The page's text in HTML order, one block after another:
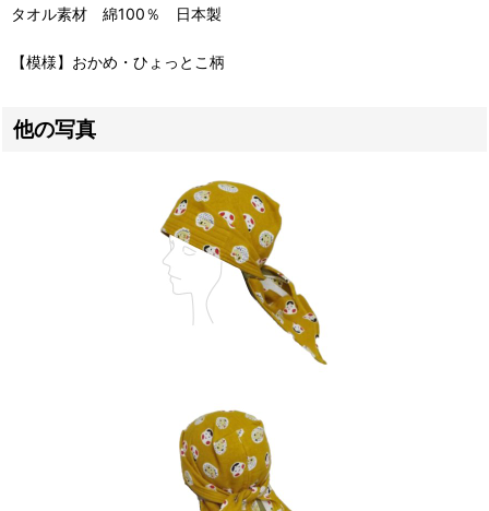
タオル素材 綿100％ 日本製
【模様】おかめ・ひょっとこ柄
他の写真